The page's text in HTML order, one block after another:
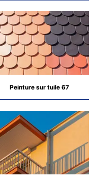
Peinture sur tuile 67